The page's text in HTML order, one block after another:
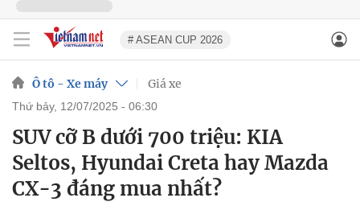
# ASEAN CUP 2026
Ô tô - Xe máy Giá xe
thứ bảy, 12/07/2025 - 06:30
SUV cỡ B dưới 700 triệu: KIA
Seltos, Hyundai Creta hay Mazda
CX-3 đáng mua nhất?